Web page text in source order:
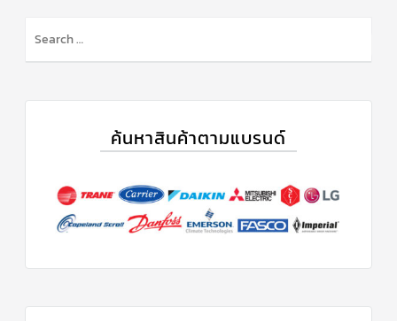
ค้นหาสินค้าตามแบรนด์